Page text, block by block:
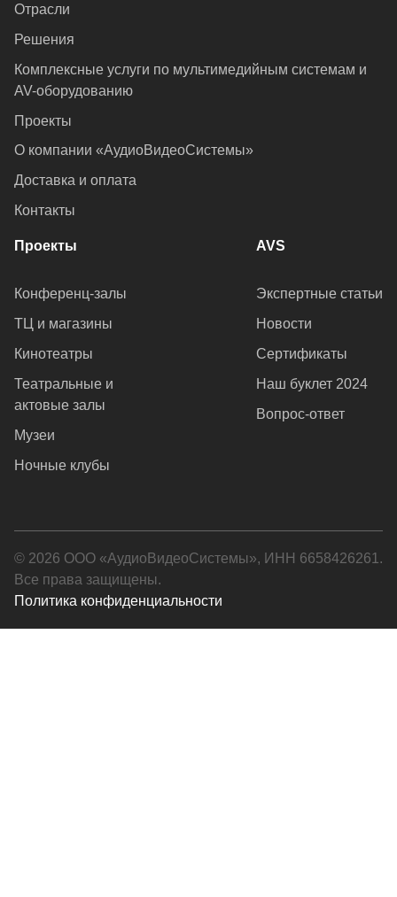
Отрасли
Решения
Комплексные услуги по мультимедийным системам и
AV-оборудованию
Проекты
О компании «АудиоВидеоСистемы»
Доставка и оплата
Контакты
Проекты
Конференц-залы
ТЦ и магазины
Кинотеатры
Театральные и
актовые залы
Музеи
Ночные клубы
AVS
Экспертные статьи
Новости
Сертификаты
Наш буклет 2024
Вопрос-ответ
© 2026 ООО «АудиоВидеоСистемы», ИНН 6658426261.
Все права защищены.
Политика конфиденциальности